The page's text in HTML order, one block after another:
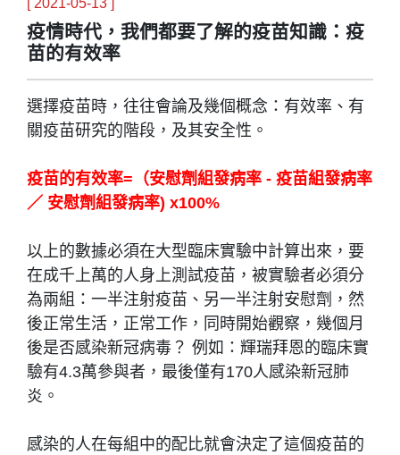
[ 2021-05-13 ]
疫情時代，我們都要了解的疫苗知識：疫
苗的有效率
選擇疫苗時，往往會論及幾個概念：有效率、有
關疫苗研究的階段，及其安全性。
疫苗的有效率=（安慰劑組發病率 - 疫苗組發病率
／ 安慰劑組發病率) x100%
以上的數據必須在大型臨床實驗中計算出來，要
在成千上萬的人身上測試疫苗，被實驗者必須分
為兩組：一半注射疫苗、另一半注射安慰劑，然
後正常生活，正常工作，同時開始觀察，幾個月
後是否感染新冠病毒？ 例如：輝瑞拜恩的臨床實
驗有4.3萬參與者，最後僅有170人感染新冠肺
炎。
感染的人在每組中的配比就會決定了這個疫苗的